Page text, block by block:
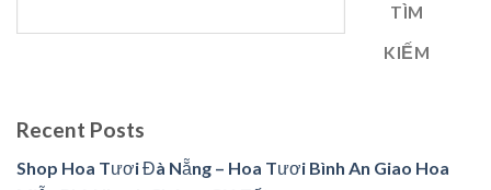
TÌM
KIẾM
Recent Posts
Shop Hoa Tươi Đà Nẵng – Hoa Tươi Bình An Giao Hoa